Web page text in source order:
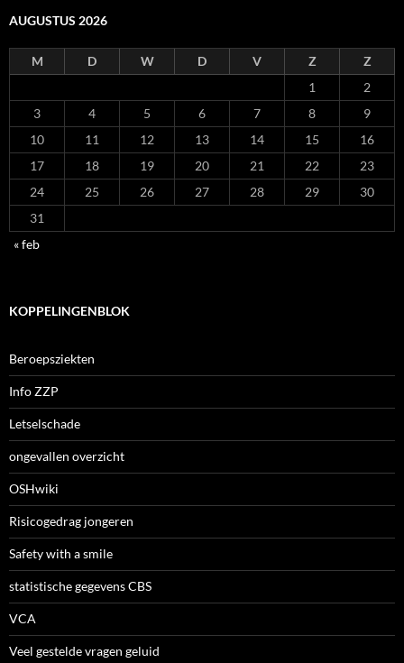
AUGUSTUS 2026
M D W D V Z
Z
1
2
3
4 5 6 7 8
9
10
11 12 13 14 15
16
17
18 19 20 21 22
23
24
25 26 27 28 29
30
31
« feb
KOPPELINGENBLOK
Beroepsziekten
Info ZZP
Letselschade
ongevallen overzicht
OSHwiki
Risicogedrag jongeren
Safety with a smile
statistische gegevens CBS
VCA
Veel gestelde vragen geluid